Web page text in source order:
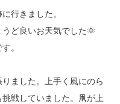
行きました。
ど良いお天気でした🌞
。
ました。上手く風にのら
戦していました。凧が上